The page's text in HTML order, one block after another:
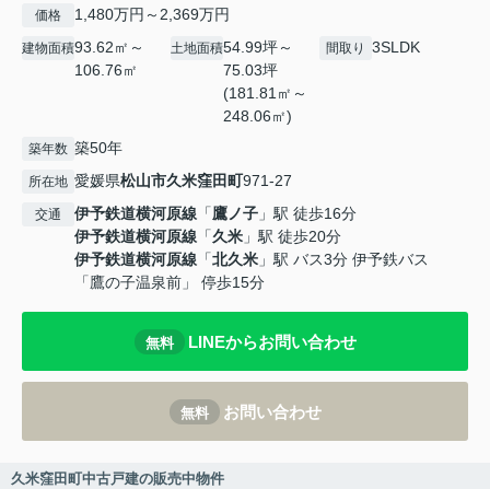
価格 1,480万円～2,369万円
建物面積93.62㎡～
106.76㎡
土地面積54.99坪～
75.03坪
(181.81㎡～
248.06㎡)
間取り 3SLDK
築年数 築50年
所在地 愛媛県松山市久米窪田町971-27
交通 伊予鉄道横河原線 「鷹ノ子 」駅 徒歩16分
伊予鉄道横河原線 「久米 」駅 徒歩20分
伊予鉄道横河原線 「北久米 」駅 バス3分 伊予鉄バス
「鷹の子温泉前」 停歩15分
無料 LINEからお問い合わせ
無料 お問い合わせ
久米窪田町中古戸建の販売中物件